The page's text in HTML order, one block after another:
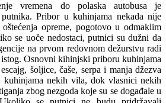
vremena do polaska autobusa je
Pribor u kuhinjama nekada nije
opreme, pogotovo u odmaklim
se uoče nedostaci, putnici su dužni da
na prvom redovnom dežurstvu radi
Osnovni kihinjski priboru kuhinjama
šoljice, čaše, serpa i manja džezva
nekih vila, dok vlasnici nekih
zbog nezgoda koje su se događale u